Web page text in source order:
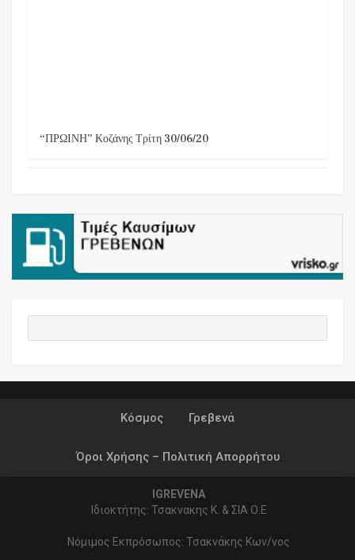
“ΠΡΩΙΝΗ” Κοζάνης Τρίτη 30/06/20
Κόσμος Γρεβενά
Όροι Χρήσης – Πολιτική Απορρήτου
IGREVENA
Ιδιοκτήτης: Τσακνακης Κ. & ΣΙΑ Ο.Ε
Νόμιμος Εκπρόσωπος: Τσακνάκης Κων/νος